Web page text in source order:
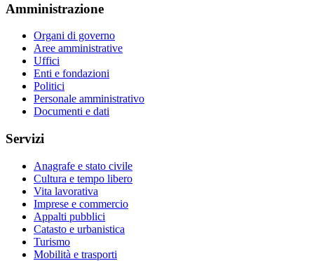
Amministrazione
Organi di governo
Aree amministrative
Uffici
Enti e fondazioni
Politici
Personale amministrativo
Documenti e dati
Servizi
Anagrafe e stato civile
Cultura e tempo libero
Vita lavorativa
Imprese e commercio
Appalti pubblici
Catasto e urbanistica
Turismo
Mobilità e trasporti